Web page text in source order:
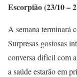
Escorpião (23/10 –
A semana terminará
Surpresas gostosas
conversa difícil com
a saúde estarão em